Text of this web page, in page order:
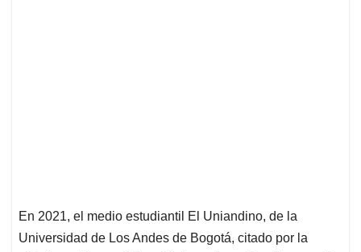
En 2021, el medio estudiantil El Uniandino, de la
Universidad de Los Andes de Bogotá, citado por la